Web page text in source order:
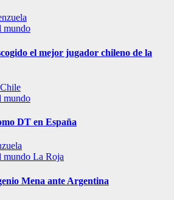
mundo
el mejor jugador chileno de la
mundo
DT en España
mundo La Roja
Mena ante Argentina